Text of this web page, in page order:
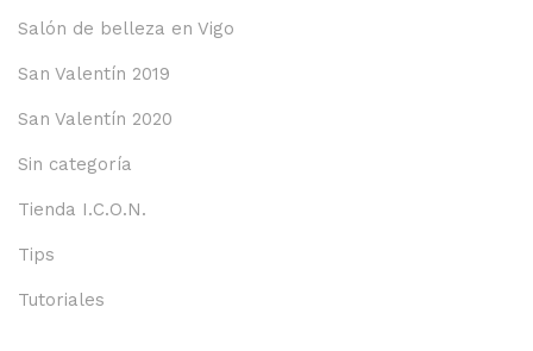
Salón de belleza en Vigo
San Valentín 2019
San Valentín 2020
Sin categoría
Tienda I.C.O.N.
Tips
Tutoriales